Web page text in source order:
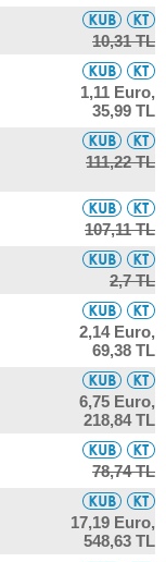
10,31 TL
1,11 Euro,
35,99 TL
111,22 TL
107,11 TL
2,7 TL
2,14 Euro,
69,38 TL
6,75 Euro,
218,84 TL
78,74 TL
17,19 Euro,
548,63 TL